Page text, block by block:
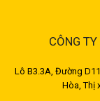
CÔNG
Lô B3.3A, Đường
Hòa, Thị